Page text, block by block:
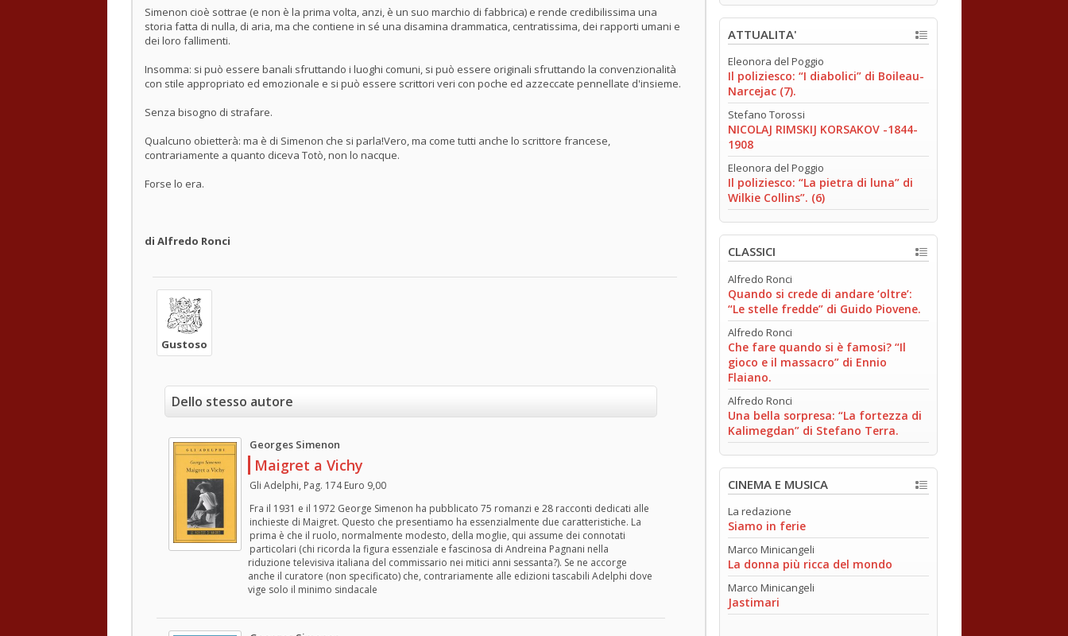
Simenon cioè sottrae (e non è la prima volta, anzi, è un suo marchio di fabbrica) e rende credibilissima una
storia fatta di nulla, di aria, ma che contiene in sé una disamina drammatica, centratissima, dei rapporti umani e
dei loro fallimenti.
Insomma: si può essere banali sfruttando i luoghi comuni, si può essere originali sfruttando la convenzionalità
con stile appropriato ed emozionale e si può essere scrittori veri con poche ed azzeccate pennellate d'insieme.
Senza bisogno di strafare.
Qualcuno obietterà: ma è di Simenon che si parla!Vero, ma come tutti anche lo scrittore francese,
contrariamente a quanto diceva Totò, non lo nacque.
Forse lo era.
di Alfredo Ronci
Gustoso
Dello stesso autore
Georges Simenon
Maigret a Vichy
Gli Adelphi, Pag. 174 Euro 9,00
Fra il 1931 e il 1972 George Simenon ha pubblicato 75 romanzi e 28 racconti dedicati alle
inchieste di Maigret. Questo che presentiamo ha essenzialmente due caratteristiche. La
prima è che il ruolo, normalmente modesto, della moglie, qui assume dei connotati
particolari (chi ricorda la figura essenziale e fascinosa di Andreina Pagnani nella
riduzione televisiva italiana del commissario nei mitici anni sessanta?). Se ne accorge
anche il curatore (non specificato) che, contrariamente alle edizioni tascabili Adelphi dove
vige solo il minimo sindacale
ATTUALITA'
Eleonora del Poggio
Il poliziesco: “I diabolici” di Boileau-
Narcejac (7).
Stefano Torossi
NICOLAJ RIMSKIJ KORSAKOV -1844-
1908
Eleonora del Poggio
Il poliziesco: “La pietra di luna” di
Wilkie Collins”. (6)
CLASSICI
Alfredo Ronci
Quando si crede di andare ‘oltre’:
“Le stelle fredde” di Guido Piovene.
Alfredo Ronci
Che fare quando si è famosi? “Il
gioco e il massacro” di Ennio
Flaiano.
Alfredo Ronci
Una bella sorpresa: “La fortezza di
Kalimegdan” di Stefano Terra.
CINEMA E MUSICA
La redazione
Siamo in ferie
Marco Minicangeli
La donna più ricca del mondo
Marco Minicangeli
Jastimari